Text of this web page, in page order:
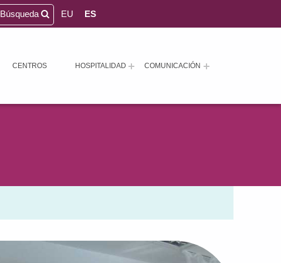
CENTROS HOSPITALIDAD COMUNICACIÓN
Búsqueda EU ES